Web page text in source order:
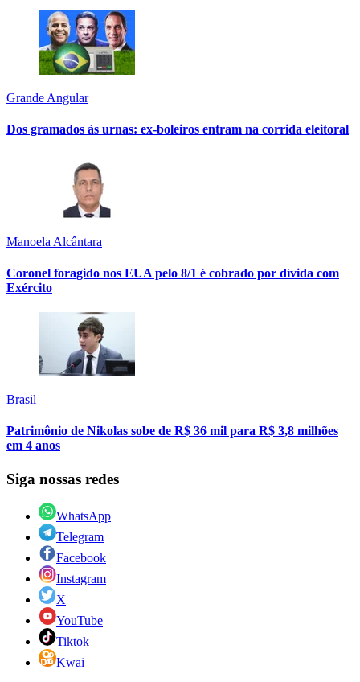
Grande Angular
Dos gramados às urnas: ex-boleiros entram na corrida eleitoral
Manoela Alcântara
Coronel foragido nos EUA pelo 8/1 é cobrado por dívida com
Exército
Brasil
Patrimônio de Nikolas sobe de R$ 36 mil para R$ 3,8 milhões
em 4 anos
Siga nossas redes
WhatsApp
Telegram
Facebook
Instagram
X
YouTube
Tiktok
Kwai